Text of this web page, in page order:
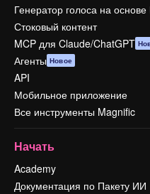
Генератор голоса на
Стоковый контент
MCP для Claude/ChatGPT
Агенты Новое
API
Мобильное приложение
Все инструменты Magnific
Начать
Academy
Документация по Пакету ИИ